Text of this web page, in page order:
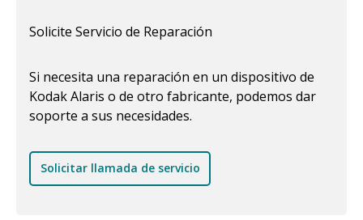
Solicite Servicio de Reparación
Si necesita una reparación en un dispositivo de
Kodak Alaris o de otro fabricante, podemos dar
soporte a sus necesidades.
Solicitar llamada de servicio